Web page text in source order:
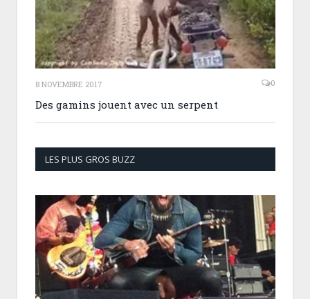
8 NOVEMBRE 2017 0
Des gamins jouent avec un serpent
LES PLUS GROS BUZZ